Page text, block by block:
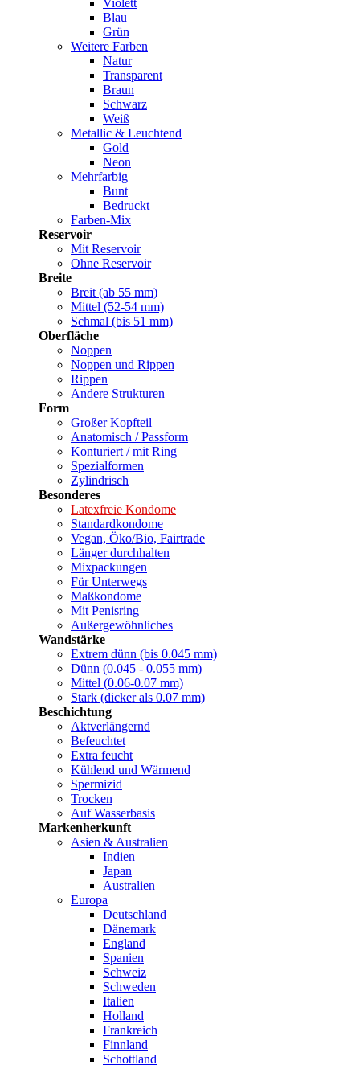
Violett
Blau
Grün
Weitere Farben
Natur
Transparent
Braun
Schwarz
Weiß
Metallic & Leuchtend
Gold
Neon
Mehrfarbig
Bunt
Bedruckt
Farben-Mix
Reservoir
Mit Reservoir
Ohne Reservoir
Breite
Breit (ab 55 mm)
Mittel (52-54 mm)
Schmal (bis 51 mm)
Oberfläche
Noppen
Noppen und Rippen
Rippen
Andere Strukturen
Form
Großer Kopfteil
Anatomisch / Passform
Konturiert / mit Ring
Spezialformen
Zylindrisch
Besonderes
Latexfreie Kondome
Standardkondome
Vegan, Öko/Bio, Fairtrade
Länger durchhalten
Mixpackungen
Für Unterwegs
Maßkondome
Mit Penisring
Außergewöhnliches
Wandstärke
Extrem dünn (bis 0.045 mm)
Dünn (0.045 - 0.055 mm)
Mittel (0.06-0.07 mm)
Stark (dicker als 0.07 mm)
Beschichtung
Aktverlängernd
Befeuchtet
Extra feucht
Kühlend und Wärmend
Spermizid
Trocken
Auf Wasserbasis
Markenherkunft
Asien & Australien
Indien
Japan
Australien
Europa
Deutschland
Dänemark
England
Spanien
Schweiz
Schweden
Italien
Holland
Frankreich
Finnland
Schottland